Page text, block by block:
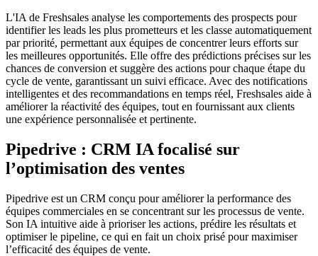
L'IA de Freshsales analyse les comportements des prospects pour
identifier les leads les plus prometteurs et les classe automatiquement
par priorité, permettant aux équipes de concentrer leurs efforts sur
les meilleures opportunités. Elle offre des prédictions précises sur les
chances de conversion et suggère des actions pour chaque étape du
cycle de vente, garantissant un suivi efficace. Avec des notifications
intelligentes et des recommandations en temps réel, Freshsales aide à
améliorer la réactivité des équipes, tout en fournissant aux clients
une expérience personnalisée et pertinente.
Pipedrive : CRM IA focalisé sur
l’optimisation des ventes
Pipedrive est un CRM conçu pour améliorer la performance des
équipes commerciales en se concentrant sur les processus de vente.
Son IA intuitive aide à prioriser les actions, prédire les résultats et
optimiser le pipeline, ce qui en fait un choix prisé pour maximiser
l’efficacité des équipes de vente.